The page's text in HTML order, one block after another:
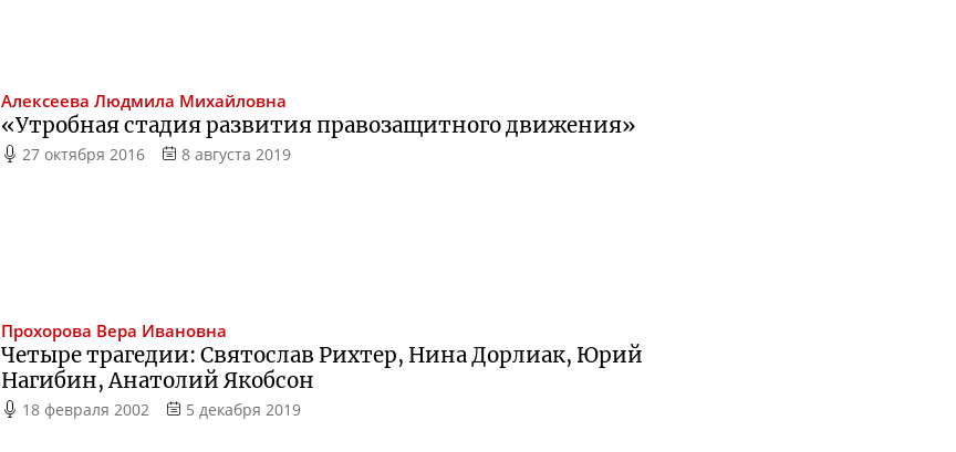
Алексеева Людмила Михайловна
«Утробная стадия развития правозащитного движения»
27 октября 2016 8 августа 2019
Прохорова Вера Ивановна
Четыре трагедии: Святослав Рихтер, Нина Дорлиак, Юрий
Нагибин, Анатолий Якобсон
18 февраля 2002 5 декабря 2019